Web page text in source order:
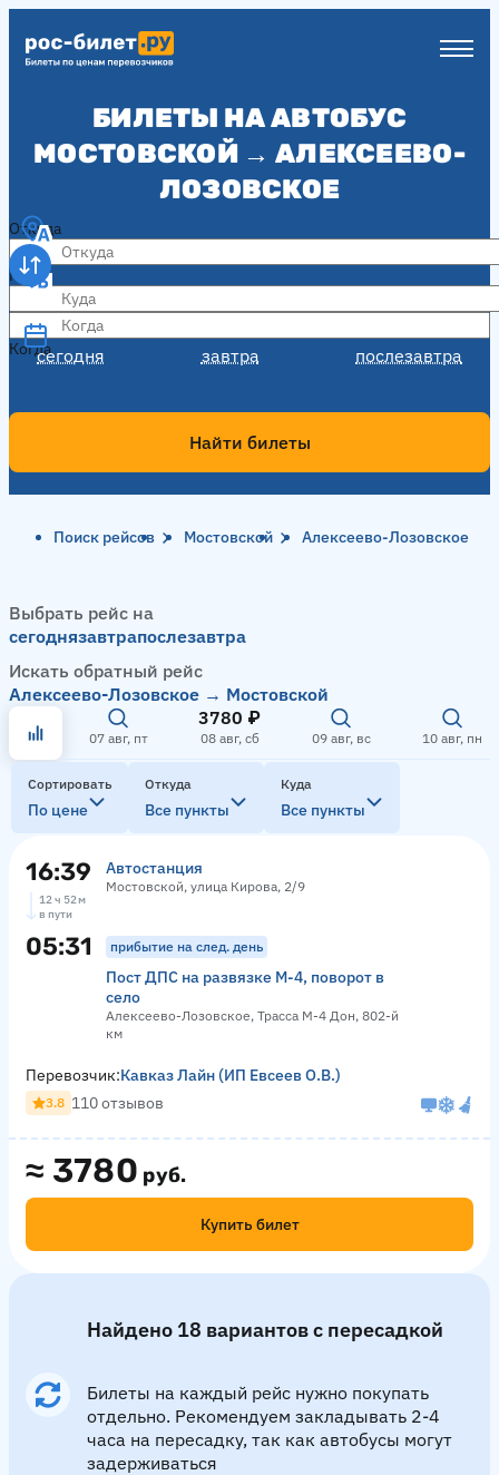
БИЛЕТЫ НА АВТОБУС
МОСТОВСКОЙ → АЛЕКСЕЕВО-
ЛОЗОВСКОЕ
Откуда
Куда
Когда
сегодня завтра послезавтра
Когда
Найти билеты
Поиск рейсов Мостовской Алексеево-Лозовское
Выбрать рейс на
сегоднязавтрапослезавтра
Искать обратный рейс
Алексеево-Лозовское → Мостовской
07 авг, пт
3780 ₽
08 авг, сб 09 авг, вс 10 авг, пн
Сортировать
По цене
Откуда
Все пункты
Куда
Все пункты
16:39 Автостанция
Мостовской, улица Кирова, 2/9
12 ч 52 м
в пути
05:31 прибытие на след. день
Пост ДПС на развязке М-4, поворот в
село
Алексеево-Лозовское, Трасса М-4 Дон, 802-й
км
≈ 3780 руб.
Купить билет
Перевозчик:Кавказ Лайн (ИП Евсеев О.В.)
3.8 110 отзывов
Найдено 18 вариантов с пересадкой
Билеты на каждый рейс нужно покупать
отдельно. Рекомендуем закладывать 2-4
часа на пересадку, так как автобусы могут
задерживаться